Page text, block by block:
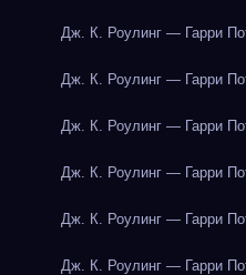
Дж. К. Роулинг — Гарри
Дж. К. Роулинг — Гарри
Дж. К. Роулинг — Гарри
Дж. К. Роулинг — Гарри
Дж. К. Роулинг — Гарри
Дж. К. Роулинг — Гарри